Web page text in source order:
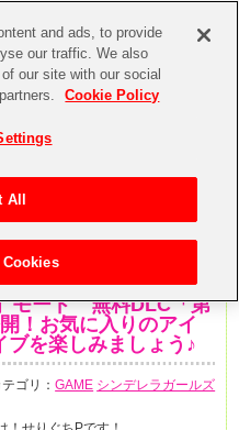
モード 無料DLC「第
！お気に入りのアイ
ブを楽しみましょう♪
テゴリ：GAME シンデレラガールズ
and ads, to provide
our traffic. We also
our site with our social
Cookie Policy
All